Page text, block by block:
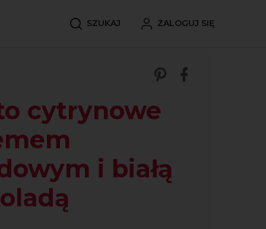
SZUKAJ ZALOGUJ SIĘ
cytrynowe
i białą
Zobacz nasze
Udostępnij